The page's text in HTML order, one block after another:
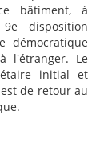
bâtiment, à
disposition
l'étranger. Le
initial et
de retour au